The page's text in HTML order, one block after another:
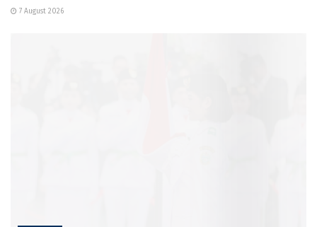
7 August 2026